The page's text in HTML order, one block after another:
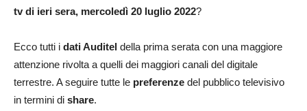
tv di ieri sera, mercoledì 20 luglio 2022?
Ecco tutti i dati Auditel della prima serata con una maggiore
attenzione rivolta a quelli dei maggiori canali del digitale
terrestre. A seguire tutte le preferenze del pubblico televisivo
in termini di share.